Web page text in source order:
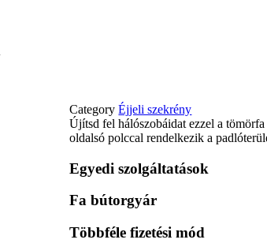
Category Éjjeli szekrény
Újítsd fel hálószobáidat ezzel a
oldalsó polccal rendelkezik a
Egyedi szolgáltatások
Fa bútorgyár
Többféle fizetési mód